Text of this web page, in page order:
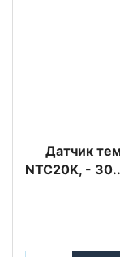
Датчик
NTC20K, -